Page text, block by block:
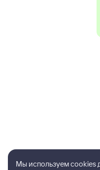
Мы используем cookies